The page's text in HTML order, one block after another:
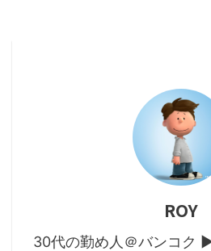
ROY
30代の勤め人＠バンコク